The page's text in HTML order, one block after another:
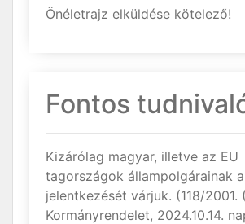
Önéletrajz elküldése kötelező!
Fontos
Kizárólag magyar, illetve az EU
tagországok állampolgárainak a
jelentkezését várjuk. (118/2001.
Kormányrendelet, 2024.10.14.